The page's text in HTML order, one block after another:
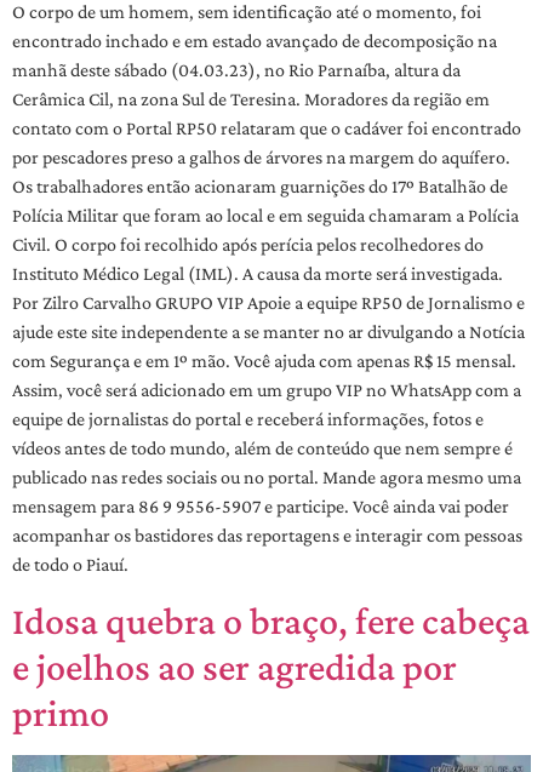
O corpo de um homem, sem identificação até o momento, foi
encontrado inchado e em estado avançado de decomposição na
manhã deste sábado (04.03.23), no Rio Parnaíba, altura da
Cerâmica Cil, na zona Sul de Teresina. Moradores da região em
contato com o Portal RP50 relataram que o cadáver foi encontrado
por pescadores preso a galhos de árvores na margem do aquífero.
Os trabalhadores então acionaram guarnições do 17º Batalhão de
Polícia Militar que foram ao local e em seguida chamaram a Polícia
Civil. O corpo foi recolhido após perícia pelos recolhedores do
Instituto Médico Legal (IML). A causa da morte será investigada.
Por Zilro Carvalho GRUPO VIP Apoie a equipe RP50 de Jornalismo e
ajude este site independente a se manter no ar divulgando a Notícia
com Segurança e em 1º mão. Você ajuda com apenas R$ 15 mensal.
Assim, você será adicionado em um grupo VIP no WhatsApp com a
equipe de jornalistas do portal e receberá informações, fotos e
vídeos antes de todo mundo, além de conteúdo que nem sempre é
publicado nas redes sociais ou no portal. Mande agora mesmo uma
mensagem para 86 9 9556-5907 e participe. Você ainda vai poder
acompanhar os bastidores das reportagens e interagir com pessoas
de todo o Piauí.
Idosa quebra o braço, fere cabeça
e joelhos ao ser agredida por
primo